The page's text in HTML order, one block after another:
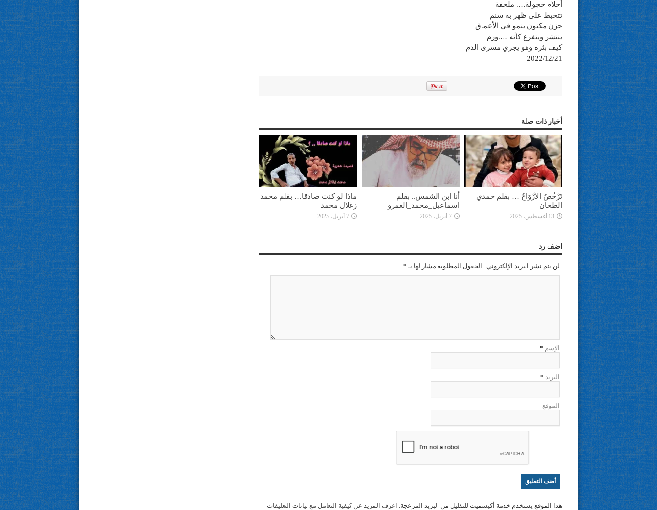
أحلام خجولة…. ملحفة
تتخبط على ظهر به سنم
حزن مكنون ينمو في الأعماق
ينتشر ويتفرع كأنه ….ورم
كيف بثره وهو يجري مسرى الدم
2022/12/21
أخبار ذات صلة
تَرْخُصُ الأَرْوَاحُ … بقلم حمدي
الطحان
13 أغسطس، 2025
أنا ابن الشمس.. بقلم
اسماعيل_محمد_العمرو
7 أبريل، 2025
ماذا لو كنت صادقا… بقلم محمد
زغلال محمد
7 أبريل، 2025
اضف رد
لن يتم نشر البريد الإلكتروني . الحقول المطلوبة مشار لها بـ *
الإسم *
البريد *
الموقع
هذا الموقع يستخدم خدمة أكيسميت للتقليل من البريد المزعجة. اعرف المزيد عن كيفية التعامل مع بيانات التعليقات